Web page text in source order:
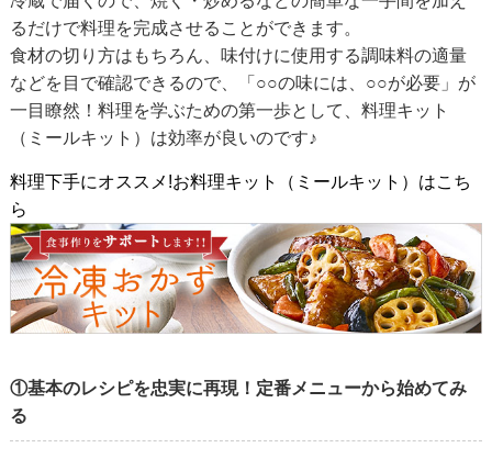
るだけで料理を完成させることができます。
食材の切り方はもちろん、味付けに使用する調味料の適量
などを目で確認できるので、「○○の味には、○○が必要」が
一目瞭然！料理を学ぶための第一歩として、料理キット
（ミールキット）は効率が良いのです♪
料理下手にオススメ!お料理キット（ミールキット）はこち
ら
①基本のレシピを忠実に再現！定番メニューから始めてみ
る